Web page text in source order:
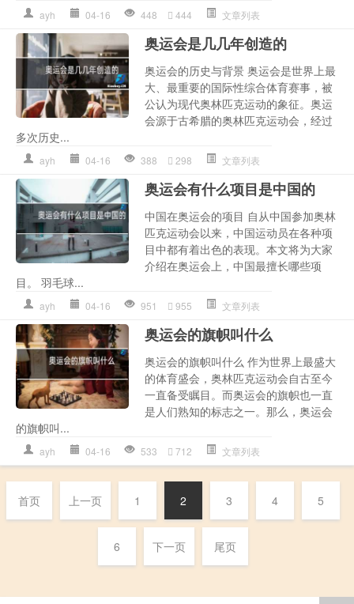
ayh 04-16 448 444 文章列表
奥运会是几几年创造的
奥运会的历史与背景 奥运会是世界上最
大、最重要的国际性综合体育赛事，被
公认为现代奥林匹克运动的象征。奥运
会源于古希腊的奥林匹克运动会，经过
多次历史...
ayh 04-16 388 298 文章列表
奥运会有什么项目是中国的
中国在奥运会的项目 自从中国参加奥林
匹克运动会以来，中国运动员在各种项
目中都有着出色的表现。本文将为大家
介绍在奥运会上，中国最擅长哪些项
目。 羽毛球...
ayh 04-16 951 955 文章列表
奥运会的旗帜叫什么
奥运会的旗帜叫什么 作为世界上最盛大
的体育盛会，奥林匹克运动会自古至今
一直备受瞩目。而奥运会的旗帜也一直
是人们熟知的标志之一。那么，奥运会
的旗帜叫...
ayh 04-16 533 712 文章列表
首页 上一页 1 2 3 4 5
6 下一页 尾页